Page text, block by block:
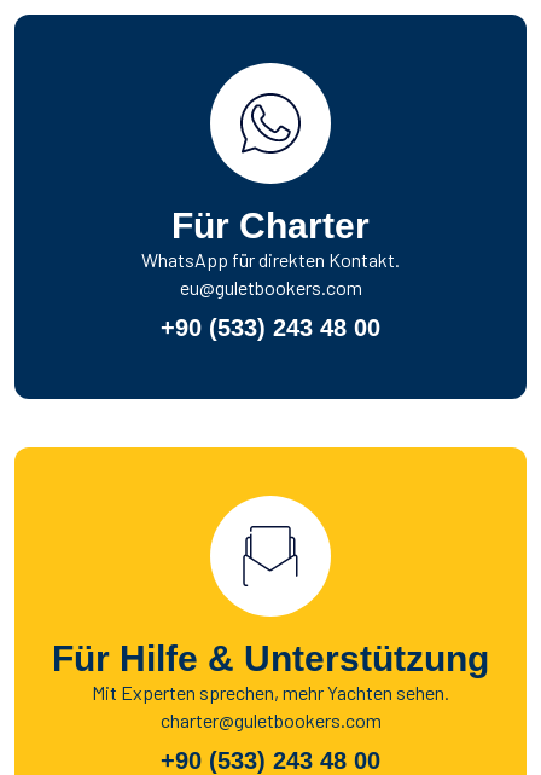
Für Charter
WhatsApp für direkten Kontakt.
eu@guletbookers.com
+90 (533) 243 48 00
Für Hilfe & Unterstützung
Mit Experten sprechen, mehr Yachten sehen.
charter@guletbookers.com
+90 (533) 243 48 00